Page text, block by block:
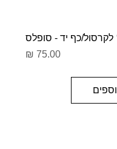
לקרסול/כף יד - סופלס
מחיר